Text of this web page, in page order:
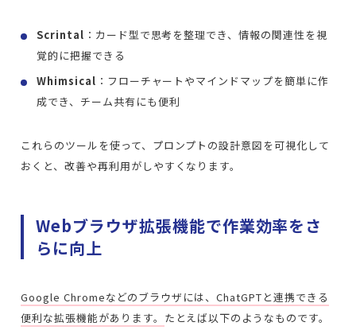
Scrintal ：カード型で思考を整理でき、情報の関連性を視
覚的に把握できる
Whimsical ：フローチャートやマインドマップを簡単に作
成でき、チーム共有にも便利
これらのツールを使って、プロンプトの設計意図を可視化して
おくと、改善や再利用がしやすくなります。
Webブラウザ拡張機能で作業効率をさ
らに向上
Google Chromeなどのブラウザには、ChatGPTと連携できる
便利な拡張機能があります。 たとえば以下のようなものです。